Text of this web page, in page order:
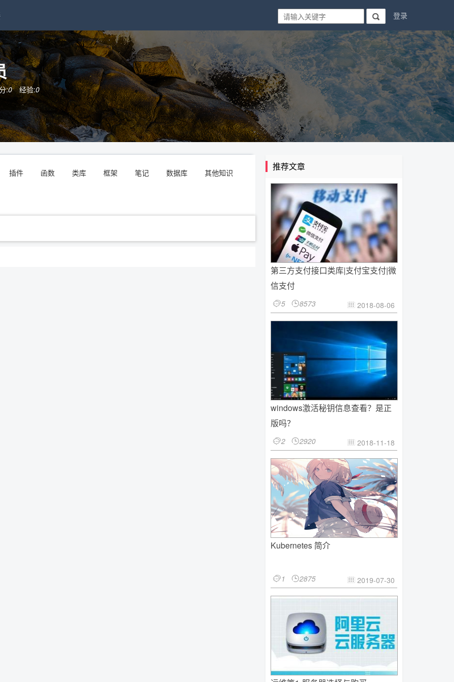
 登录
:0 经验:0
插件 函数 类库 框架 笔记 数据库
其他知识
推荐文章
第三方支付接口类库|支付宝支付|微
信支付
5 8573  2018-08-06
windows激活秘钥信息查看？是正
版吗？
2 2920  2018-11-18
Kubernetes 简介
1 2875  2019-07-30